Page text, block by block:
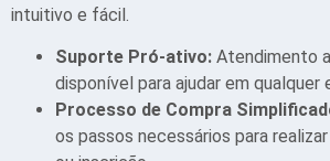
intuitivo e fácil.
Suporte Pró-ativo: Atendimento
disponível para ajudar em qualquer
Processo de Compra
os passos necessários para